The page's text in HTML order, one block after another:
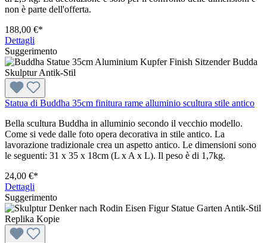
non è parte dell'offerta.
188,00 €*
Dettagli
Suggerimento
Statua di Buddha 35cm finitura rame alluminio scultura stile antico
Bella scultura Buddha in alluminio secondo il vecchio modello.
Come si vede dalle foto opera decorativa in stile antico. La
lavorazione tradizionale crea un aspetto antico. Le dimensioni sono
le seguenti: 31 x 35 x 18cm (L x A x L). Il peso è di 1,7kg.
24,00 €*
Dettagli
Suggerimento